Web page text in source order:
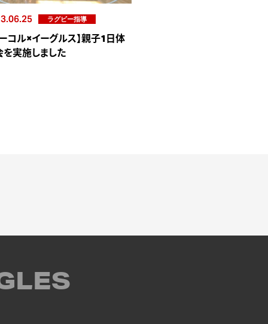
ラグビー指導
ーコル×イーグルス】親子1日体
を実施しました